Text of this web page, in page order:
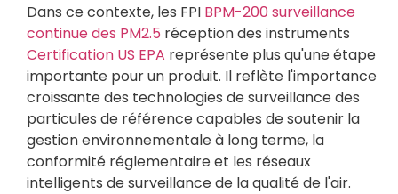
Dans ce contexte, les FPI BPM-200 surveillance
continue des PM2.5 réception des instruments
Certification US EPA représente plus qu'une étape
importante pour un produit. Il reflète l'importance
croissante des technologies de surveillance des
particules de référence capables de soutenir la
gestion environnementale à long terme, la
conformité réglementaire et les réseaux
intelligents de surveillance de la qualité de l'air.